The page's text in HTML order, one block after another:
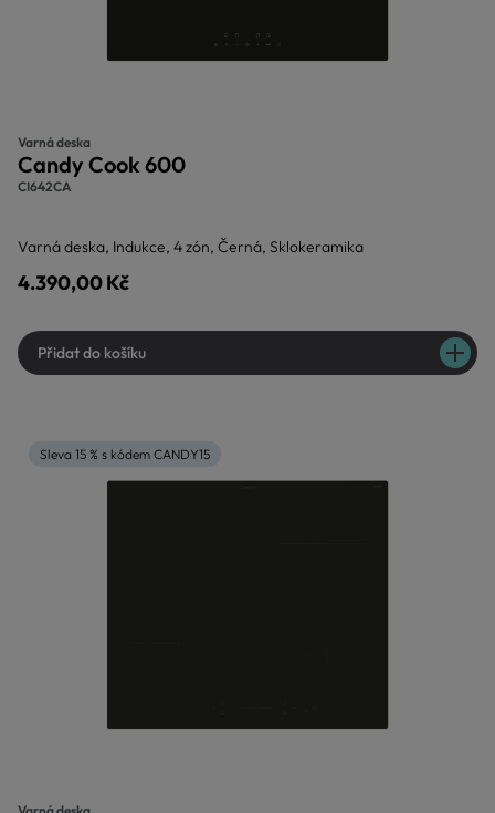
Varná deska
Candy Cook 600
CI642CA
Varná deska, Indukce, 4 zón, Černá, Sklokeramika
4.390,00 Kč
Přidat do košíku
Sleva 15 % s kódem CANDY15